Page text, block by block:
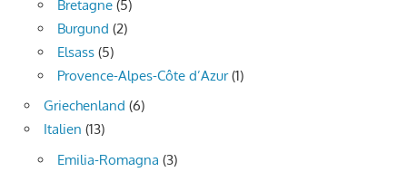
Bretagne (5)
Burgund (2)
Elsass (5)
Provence-Alpes-Côte d’Azur(1)
Griechenland (6)
Italien (13)
Emilia-Romagna (3)